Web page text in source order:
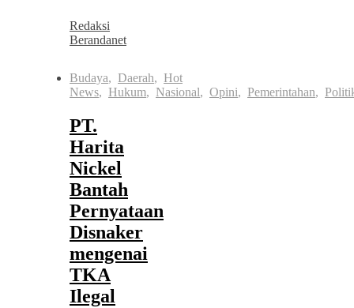
Redaksi
Berandanet
Budaya, Daerah, Hot
News, Hukum, Nasional, Opini, Pemerintahan,
PT.
Harita
Nickel
Bantah
Pernyataan
Disnaker
mengenai
TKA
Ilegal